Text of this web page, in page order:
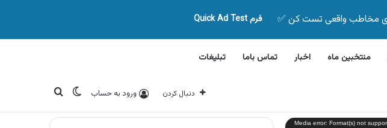
فرم Quick Ad Test
منتخبین ماه اخبار تماس باما تبلیغات
دنبال کردن ورود به حساب تغییر پوسته
جستجو برای
Media error: Format(s) not